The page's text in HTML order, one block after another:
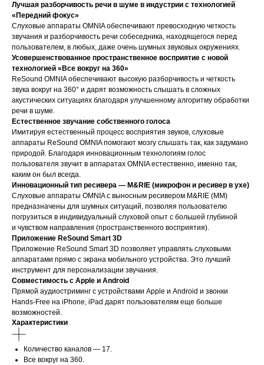
Лучшая разборчивость речи в шуме в индустрии с технологией
«Передний фокус»
Слуховые аппараты OMNIA обеспечивают превосходную четкость
звучания и разборчивость речи собеседника, находящегося перед
пользователем, в любых, даже очень шумных звуковых окружениях.
Усовершенствованное пространственное восприятие с новой
технологией «Все вокруг на 360»
ReSound OMNIA обеспечивают высокую разборчивость и четкость
звука вокруг на 360° и дарят возможность слышать в сложных
акустических ситуациях благодаря улучшенному алгоритму обработки
речи в шуме.
Естественное звучание собственного голоса
Имитируя естественный процесс восприятия звуков, слуховые
аппараты ReSound OMNIA помогают мозгу слышать так, как задумано
природой. Благодаря инновационным технологиям голос
пользователя звучит в аппаратах OMNIA естественно, именно так,
каким он был всегда.
Инновационный тип ресивера — M&RIE (микрофон и ресивер в ухе)
Слуховые аппараты OMNIA с выносным ресивером M&RIE (ММ)
предназначены для шумных ситуаций, позволяя пользователю
погрузиться в индивидуальный слуховой опыт с большей глубиной
и чувством направления (пространственного восприятия).
Приложение ReSound Smart 3D
Приложение ReSound Smart 3D позволяет управлять слуховыми
аппаратами прямо с экрана мобильного устройства. Это лучший
инструмент для персонализации звучания.
Совместимость с Apple и Android
Прямой аудиостриминг с устройствами Apple и Android и звонки
Hands-Free на iPhone, iPad дарят пользователям еще больше
возможностей.
Характеристики
Количество каналов — 17.
Все вокруг на 360.